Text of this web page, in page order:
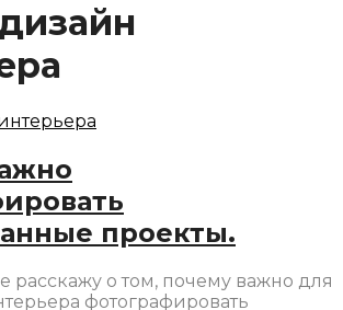
дизайн
проекты.
расскажу о том, почему важно для
фотографировать